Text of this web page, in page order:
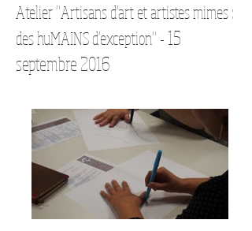
Atelier "Artisans d'art et artistes mimes :
des huMAINS d'exception" - 15
septembre 2016